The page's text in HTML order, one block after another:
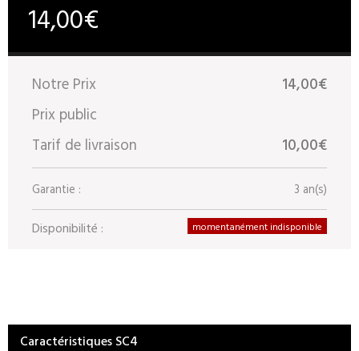
14,00€
Notre Prix
14,00€
Prix public
Tarif de livraison
10,00€
Garantie : 3 an(s)
Disponibilité : momentanément indisponible
Caractéristiques SC4